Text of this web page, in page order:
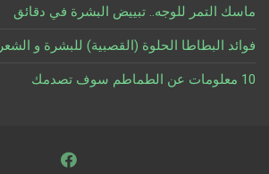
ماسك التمر للوجه.. تبييض البشرة في دقائق
فوائد البطاطا الحلوة (القصبية) للبشرة و الشعر
10 معلومات عن الطماطم سوف تصدمك